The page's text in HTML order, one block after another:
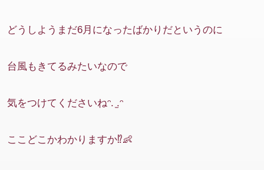
どうしようまだ6月になったばかりだというのに
台風もきてるみたいなので
気をつけてくださいねᵔ. ̫.ᵔ
ここどこかわかりますか⁉️👶